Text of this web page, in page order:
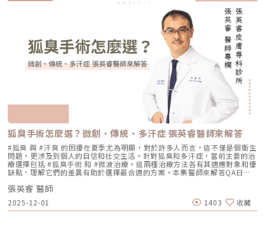
Q2：打雷射縮毛孔，皮膚會不會越打越薄？ 正確的雷射治療不但不會讓皮
膚變薄，反而會因為刺激真皮層膠原蛋白新生，讓肌膚變得更厚實、更有彈
性！但前提是「間隔時間要充足」且「能量掌控得當」，過度頻繁的施打才
有可能破壞皮膚屏障。Q3：改善毛孔粗大，通常需要打幾次才有效？ 醫美
不是變魔術，通常需要一個「療程」的規劃。以皮秒雷射或微針電波為例，
通常會建議進行 3~5 次（每次間隔約 4~6 週）為一個完整療程。不過，多
數人在第 2 次治療後，就會感覺到上妝變得服貼、出油量減少的明顯變化
了。Q4：我是容易泛紅的敏感肌或酒糟肌，也能做醫美縮毛孔嗎？需經醫
師審慎評估。敏感肌或酒糟肌因皮膚屏障較脆弱，若在發炎尚未穩定的情況
下進行高能量雷射，可能增加泛紅加劇或刺激反應的風險。因此治療重點通
常會先放在「穩定膚況與降低發炎反應」，並依個別狀況調整可能的誘發因
素。待肌膚穩定後，再由醫師評估選擇較溫和的療程，例如微針類療程或能
量可精準控制的微針電波，以循序漸進方式改善毛孔粗大與膚質細緻度。
Q5：我平常有在擦酸類或A醇縮毛孔，做醫美前後需要停用嗎？建議暫停使
用，但實際時間需依療程種類與個人膚況調整。酸類（如果酸、水楊酸）與
A醇會促進角質代謝，可能在療程前後增加肌膚敏感度，使刺激反應（如泛
紅、乾燥）加劇，並提高色素沉澱的風險。一般常見建議為：療程前約3–7
天暫停使用，術後約1–2週再視肌膚修復狀況逐步恢復。但實際仍應依醫師
評估為準。在停用期間，建議以溫和清潔、加強保濕與修護（如玻尿酸、神
經醯胺等），並落實防曬措施，協助肌膚穩定修復。擺脫毛孔焦慮，找回平
滑自信肌對抗毛孔粗大是一場長期抗戰，它需要你改變不良的生活習慣、建
立正確的居家保養觀念，並適時借助醫美科技的強大力量來突破瓶頸。現在
的醫美技術已經能為各種膚況提供客製化的解決方案，如果不確定自己到底
是屬於哪一種毛孔類型，或者不知道該從哪一個療程下手，建議直接安排時
間到專業的醫美診所進行諮詢。透過醫師的專業評估，甚至搭配高階的肌膚
檢測儀器，才能為你規劃出最精準、最不走冤枉路的縮毛孔計畫！★溫馨提
恢復後再施作。2. 有心律調節器、光敏感或慢性疾病者需由醫師評估安全
性。3. 孕婦、哺乳者與近期使用光敏藥物者不建議進行光電療程。4. 三個
月內做過深層換膚或磨皮者需與醫師確認治療時機。5. 術前請避免日曬並停
止酸類、去角質與刺激性保養品。這些都有助於減少反黑。術後照護1. 人工
皮需連續貼著約 14 天且不可自行撕除。2. 若人工皮翹起或濕潤可加貼更大
片人工皮加強固定。3. 術後兩週內避免三溫暖、蒸氣、劇烈流汗與飲酒。4.
請按時回診由專業人員移除人工皮並檢查膚況。5. 如出現紅腫、刺癢或滲出
應立即聯絡診所處理。6. 色素代謝期間避免使用磨砂、卸妝棉與去角質產
品。7. 修復期需加強保濕並確實做好防曬。Reepot 的優勢到底在哪？與傳
準 舒適度 熱感明顯，需敷麻 即時冷卻系統，可不需敷麻 反黑風險 較高 較
理多種斑點 療程次數 修復期 可能需多次，修復期較長 單次有感改善、修復
期更短 適合性 適合多數色斑但風險略高 適合希望快速、低風險改善的族群
Reepot AI時光雷射禁忌症以下情況在接受 Reepot 治療時需特別注意，需
由醫療人員審慎評估：1. 具有光敏感體質或正在使用感光藥物者若皮膚對光
線反應特別強烈，或正在使用會增加光敏性的藥物，治療後發生刺激或色素
反應的風險較高。2. 三個月內曾使用口服 A 酸A 酸會影響皮膚角質更新與
修復速度，使治療後的反應加劇，因此仿單建議需完全停藥至少三個月。3.
最近三到六個月內接受過填補注射包括玻尿酸、洢蓮絲、舒顏萃等填充劑，
為避免能量影響填充物穩定性，需由醫療人員評估治療時機。4. 三個月內接
受過磨皮或其他侵入性治療若表皮尚未完全恢復，過早進行雷射可能造成過
度刺激或延長恢復期。5. 懷孕與哺乳期間仿單中明確列為需避免的狀況，主
要基於安全性與荷爾蒙變動的不確定性雖然非侵入性，但仍建議暫緩治療。
肉、下顎線模糊、臉部下垂感 改善明顯鬆弛、下垂與多餘皮膚，拉提幅度
通常較明顯 適合對象 皮膚開始鬆、細紋變多、毛孔或膚質變粗、想讓臉看
起來更緊緻的人 輪廓開始下垂、嘴邊肉明顯、下顎線不清楚、下半臉變重
型、能量與個人耐受度，可能不需麻醉或搭配舒緩方式 通常需要局部麻
上，依手術範圍與複雜度不同 修復期 多數人修復期短，可能有暫時泛紅、
長，可能有腫脹、瘀青、傷口照護與拆線需求 效果出現時間 部分人術後先
有緊實感，完整效果通常隨膠原蛋白新生逐漸出現 部分人術後有緊繃感，
拉提效果通常會在數週至數月逐漸明顯 術後消腫後逐漸看出效果，完整自
然度需等待恢復期 維持時間 約1年至1年半以上，依個人體質、老化速度與
保養而定 約1年至1年半以上，依個人體質、發數、能量與保養而定 通常可
維持數年，但仍會隨年齡與老化速度改變 優點 非侵入式、修復期短、膚質
與緊緻感改善自然 非侵入式、修復期短、對輪廓線與深層支撐較有針對性
拉提幅度通常較明顯，適合較嚴重鬆弛者 限制 對非常明顯的下垂或多餘皮
膚，改善幅度有限 對膚質、毛孔、細紋的改善不一定比電波明顯 需開刀、
強，要問哪個適合你很多人會問：「電波跟音波哪個效果比較好？」但這個
問題其實很容易問錯方向。因為電波和音波不是同一種東西，它們就像健身
作？ 以下將用較好理解的方式，帶你一次釐清兩者差異。什麼是鳳凰電波
Thermage FLX？鳳凰電波的正式名稱是 Thermage FLX，為台灣索塔
SoltaTaiwan Limited旗下的射頻設備。根據台灣原廠資料，Thermage
FLX 採用單極電容耦合射頻技術。所謂「電容耦合」，簡單來說就是能量透
過皮膚表面傳導進入皮膚內部，無需破壞皮膚結構。它的特色是「單極電
波」。是能將熱能傳遞到較深層的皮膚組織，形成較廣泛的容積式加熱。一
般民眾常聽到的「電波拉提」、「緊緻輪廓」、「改善鬆弛」，多半就是從
這類療程概念延伸而來。由於屬於非侵入式，不需要手術或注射，且通常恢
復期較短；效果可能在療程後逐漸顯現，並隨著時間持續變化。鳳凰電波適
合施打族群鳳凰電波比較常被期待用在以下需求： 臉部鬆弛感 下顎線不清
楚 嘴邊肉或輪廓線變模糊 眼周細紋與鬆弛 身體局部肌膚鬆弛 常被作為年度
型保養選項之一不過要特別注意，任何非侵入式儀器療程都不是拉皮手術，
也不是填充療程。它比較適合用來改善輕度到中度鬆弛，若已經有明顯皮膚
下垂、脂肪位移或組織支撐不足，仍需要由專業醫師評估是否需搭配其他療
程。什麼是DENSITY RF無雙電波 ？無雙電波的英文名稱為 DENSITY，由
Jeisys Medical 推出。根據 DENSITY 官方資料，這套系統使用單極與雙極
高頻能量，可將能量傳遞到淺層與深層皮膚組織。它和傳統單一電波不同的
地方，在於它主打「單極 + 雙極」的複合式能量設計。單極偏向較深層作
用，雙極則偏向較表層、較集中，因此在療程定位上，無雙電波常被形容為
兼顧： 深層緊緻 淺層膚質 細紋改善 毛孔與光澤感 整體肌膚精緻度
DENSITY 採用 sequential monopolar + bipolar RF，也就是序列式單極
與雙極射頻能量，並搭配冷卻與即時阻抗校準等設計。無雙電波適合施打族
群無雙電波常被期待用在以下族群： 臉沒有嚴重鬆弛，但開始覺得輪廓不
夠緊 膚質變粗、毛孔變明顯 乾燥細紋、光澤感下降 想做電波，但怕疼痛感
太強 想要自然型、精緻型保養 希望同時處理緊緻與膚質所以如果說鳳凰電
波比較偏「輪廓拉提主力」，無雙電波就比較像「緊緻 + 膚質管理」的複合
狐臭手術怎麼選？微創、傳統、多汗症 張英睿醫師來解答
#狐臭 與 #汗臭 的困擾在夏季尤為明顯，對於許多人而言，這不僅是個衛生
問題，更涉及到個人的自信和社交生活。針對狐臭和多汗症，當前主要的治
療選擇包括 #狐臭手術 和 #微波治療。這兩種治療方法各有其適應對象和優
缺點，理解它們的差異有助於選擇最合適的方案。本集醫師來解答QA日常
生活中該如何減少體味產生？重點摘要：00:00 開場00:05 微創旋轉刮刀狐
臭手術與傳統狐臭手術法之比較00:40 狐臭手術治療效果如何？01:55 狐臭
和多汗我都有，但我能使用狐臭手術嗎？02:33 狐臭治療建議幾歲開始做？
03:08 微波治療後汗水會跑到其他部位嗎？04:21 日常生活中該如何減少體
味產生？張英睿皮膚專科診所官網 : http://www.skinbook.com.tw/張英
張英睿 醫師
2025-12-01 1403 收藏